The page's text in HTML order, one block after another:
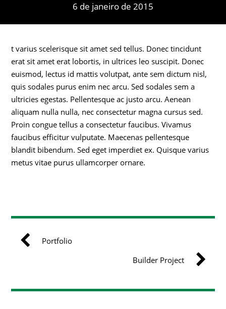
6 de janeiro de 2015
t varius scelerisque sit amet sed tellus. Donec tincidunt
erat sit amet erat lobortis, in ultrices leo suscipit. Donec
euismod, lectus id mattis volutpat, ante sem dictum nisl,
quis sodales purus enim nec arcu. Sed sodales sem a
ultricies egestas. Pellentesque ac justo arcu. Aenean
aliquam nulla nulla, nec consectetur magna cursus sed.
Proin congue tellus a consectetur faucibus. Vivamus
faucibus efficitur vulputate. Maecenas pellentesque
blandit bibendum. Sed eget imperdiet ex. Quisque varius
metus vitae purus ullamcorper ornare.
Portfolio
Builder Project